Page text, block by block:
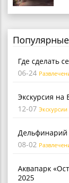
Популярные
Где сделать
06-24
Экскурсия на
12-07 Экскурсии
Дельфинарий
08-02
Аквапарк
2025